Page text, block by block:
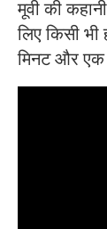
मूवी की
लिए किसी
मिनट और